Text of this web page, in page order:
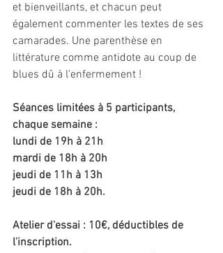
et bienveillants, et chacun peut
également commenter les textes de ses
camarades. Une parenthèse en
littérature comme antidote au coup de
blues dû à l'enfermement !
Séances limitées à 5 participants,
chaque semaine :
lundi de 19h à 21h
mardi de 18h à 20h
jeudi de 11h à 13h
jeudi de 18h à 20h.
Atelier d'essai : 10€, déductibles de
l'inscription.